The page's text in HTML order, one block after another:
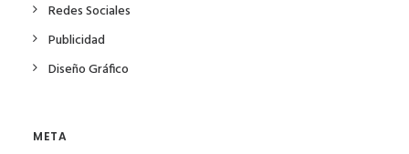
Redes Sociales
Publicidad
Diseño Gráfico
META